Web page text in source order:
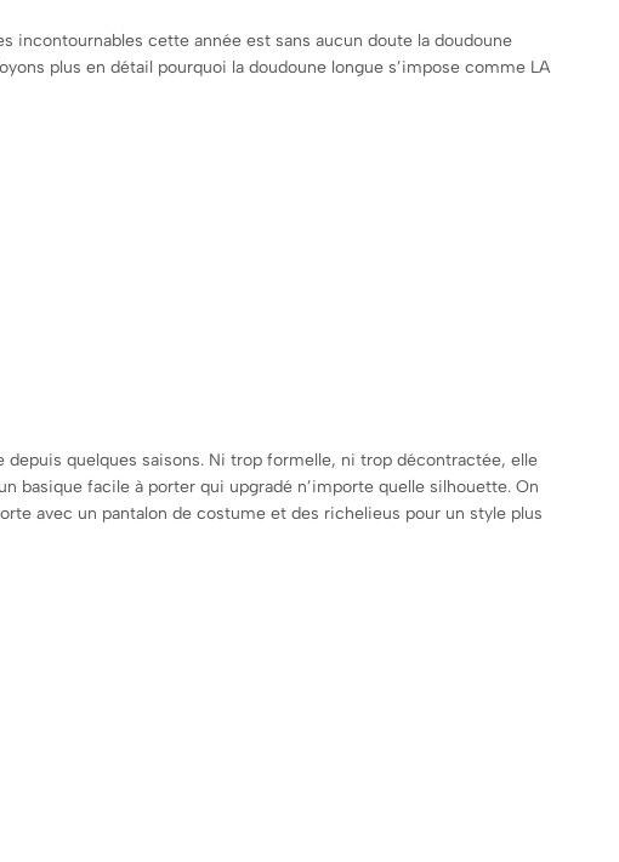
incontournables cette année est sans aucun doute la doudoune
plus en détail pourquoi la doudoune longue s’impose comme LA
quelques saisons. Ni trop formelle, ni trop décontractée, elle
basique facile à porter qui upgradé n’importe quelle silhouette. On
avec un pantalon de costume et des richelieus pour un style plus